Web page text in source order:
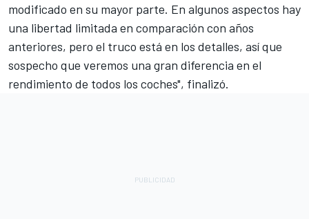
modificado en su mayor parte. En algunos aspectos hay
una libertad limitada en comparación con años
anteriores, pero el truco está en los detalles, así que
sospecho que veremos una gran diferencia en el
rendimiento de todos los coches", finalizó.